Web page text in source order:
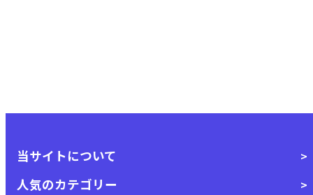
当サイトについて
人気のカテゴリー